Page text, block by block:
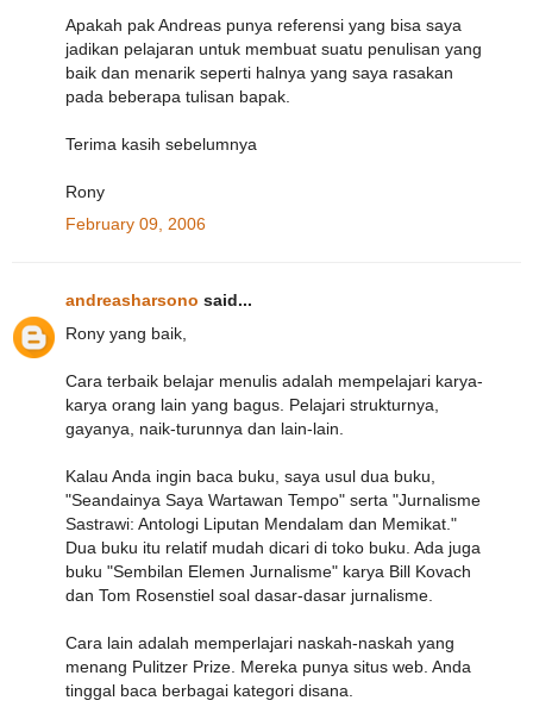
Apakah pak Andreas punya referensi yang bisa saya
jadikan pelajaran untuk membuat suatu penulisan yang
baik dan menarik seperti halnya yang saya rasakan
pada beberapa tulisan bapak.
Terima kasih sebelumnya
Rony
February 09, 2006
andreasharsono said...
Rony yang baik,
Cara terbaik belajar menulis adalah mempelajari karya-
karya orang lain yang bagus. Pelajari strukturnya,
gayanya, naik-turunnya dan lain-lain.
Kalau Anda ingin baca buku, saya usul dua buku,
"Seandainya Saya Wartawan Tempo" serta "Jurnalisme
Sastrawi: Antologi Liputan Mendalam dan Memikat."
Dua buku itu relatif mudah dicari di toko buku. Ada juga
buku "Sembilan Elemen Jurnalisme" karya Bill Kovach
dan Tom Rosenstiel soal dasar-dasar jurnalisme.
Cara lain adalah memperlajari naskah-naskah yang
menang Pulitzer Prize. Mereka punya situs web. Anda
tinggal baca berbagai kategori disana.